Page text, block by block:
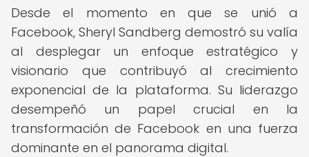
Desde el momento en que se unió a
Facebook, Sheryl Sandberg demostró su valía
al desplegar un enfoque estratégico y
visionario que contribuyó al crecimiento
exponencial de la plataforma. Su liderazgo
desempeñó un papel crucial en la
transformación de Facebook en una fuerza
dominante en el panorama digital.